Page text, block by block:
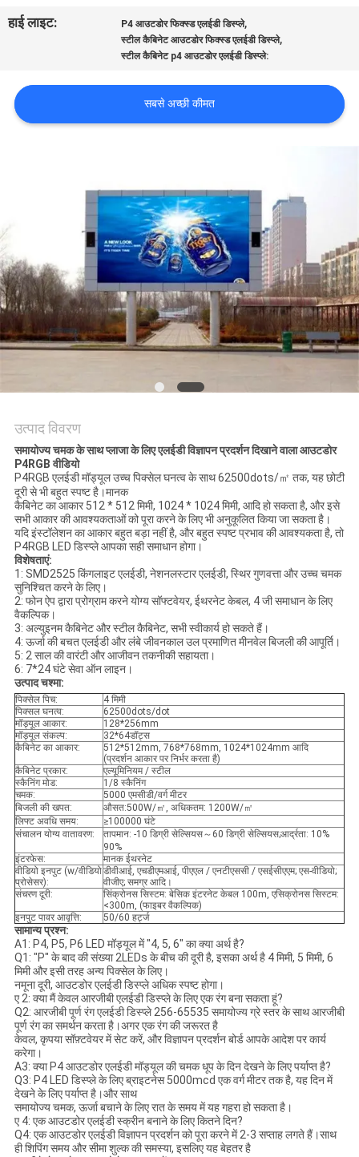
संपर्क
समाचार
विनती
करे
साइटमैप
POLICY
हाई लाइट:
P4 आउटडोर फिक्स्ड एलईडी डिस्प्ले,
स्टील कैबिनेट आउटडोर फिक्स्ड एलईडी डिस्प्ले,
स्टील कैबिनेट p4 आउटडोर एलईडी डिस्प्ले:
सबसे अच्छी कीमत
उत्पाद विवरण
समायोज्य चमक के साथ प्लाजा के लिए एलईडी विज्ञापन प्रदर्शन दिखाने वाला आउटडोर
P4RGB वीडियो
P4RGB एलईडी मॉड्यूल उच्च पिक्सेल घनत्व के साथ 62500dots/㎡ तक, यह छोटी
दूरी से भी बहुत स्पष्ट है।मानक
कैबिनेट का आकार 512 * 512 मिमी, 1024 * 1024 मिमी, आदि हो सकता है, और इसे
सभी आकार की आवश्यकताओं को पूरा करने के लिए भी अनुकूलित किया जा सकता है।
यदि इंस्टॉलेशन का आकार बहुत बड़ा नहीं है, और बहुत स्पष्ट प्रभाव की आवश्यकता है, तो
P4RGB LED डिस्प्ले आपका सही समाधान होगा।
विशेषताएं:
1: SMD2525 किंगलाइट एलईडी, नेशनलस्टार एलईडी, स्थिर गुणवत्ता और उच्च चमक
सुनिश्चित करने के लिए।
2: फोन ऐप द्वारा प्रोग्राम करने योग्य सॉफ्टवेयर, ईथरनेट केबल, 4 जी समाधान के लिए
वैकल्पिक।
3: अल्युइनम कैबिनेट और स्टील कैबिनेट, सभी स्वीकार्य हो सकते हैं।
4: ऊर्जा की बचत एलईडी और लंबे जीवनकाल उल प्रमाणित मीनवेल बिजली की आपूर्ति।
5: 2 साल की वारंटी और आजीवन तकनीकी सहायता।
6: 7*24 घंटे सेवा ऑन लाइन।
उत्पाद चश्मा:
पिक्सेल पिच:
4 मिमी
पिक्सल घनत्व:
62500dots/dot
मॉड्यूल आकार:
128*256mm
मॉड्यूल संकल्प:
32*64डॉट्स
कैबिनेट का आकार:
512*512mm, 768*768mm, 1024*1024mm आदि
(प्रदर्शन आकार पर निर्भर करता है)
कैबिनेट प्रकार:
एल्यूमिनियम / स्टील
स्कैनिंग मोड:
1/8 स्कैनिंग
चमक:
5000 एमसीडी/वर्ग मीटर
बिजली की खपत:
औसत:500W/㎡, अधिकतम: 1200W/㎡
लिफ्ट अवधि समय:
≥100000 घंटे
संचालन योग्य वातावरण:
तापमान: -10 डिग्री सेल्सियस～60 डिग्री सेल्सियस;आर्द्रता: 10%
90%
इंटरफेस:
मानक ईथरनेट
वीडियो इनपुट (w/वीडियो
प्रोसेसर):
डीवीआई, एचडीएमआई, पीएएल / एनटीएससी / एसईसीएएम; एस-वीडियो;
वीजीए; समग्र आदि।
संचरण दूरी:
सिंक्रोनस सिस्टम: बेसिक इंटरनेट केबल 100m, एसिक्रोनस सिस्टम:
<300m, (फाइबर वैकल्पिक)
इनपुट पावर आवृत्ति:
50/60 हर्ट्ज
सामान्य प्रश्न:
A1: P4, P5, P6 LED मॉड्यूल में "4, 5, 6" का क्या अर्थ है?
Q1: "P" के बाद की संख्या 2LEDs के बीच की दूरी है, इसका अर्थ है 4 मिमी, 5 मिमी, 6
मिमी और इसी तरह अन्य पिक्सेल के लिए।
नमूना दूरी, आउटडोर एलईडी डिस्प्ले अधिक स्पष्ट होगा।
ए 2: क्या मैं केवल आरजीबी एलईडी डिस्प्ले के लिए एक रंग बना सकता हूं?
Q2: आरजीबी पूर्ण रंग एलईडी डिस्प्ले 256-65535 समायोज्य ग्रे स्तर के साथ आरजीबी
पूर्ण रंग का समर्थन करता है।अगर एक रंग की जरूरत है
केवल, कृपया सॉफ़्टवेयर में सेट करें, और विज्ञापन प्रदर्शन बोर्ड आपके आदेश पर कार्य
करेगा।
A3: क्या P4 आउटडोर एलईडी मॉड्यूल की चमक धूप के दिन देखने के लिए पर्याप्त है?
Q3: P4 LED डिस्प्ले के लिए ब्राइटनेस 5000mcd एक वर्ग मीटर तक है, यह दिन में
देखने के लिए पर्याप्त है।और साथ
समायोज्य चमक, ऊर्जा बचाने के लिए रात के समय में यह गहरा हो सकता है।
ए 4: एक आउटडोर एलईडी स्क्रीन बनाने के लिए कितने दिन?
Q4: एक आउटडोर एलईडी विज्ञापन प्रदर्शन को पूरा करने में 2-3 सप्ताह लगते हैं।साथ
ही शिपिंग समय और सीमा शुल्क की समस्या, इसलिए यह बेहतर है